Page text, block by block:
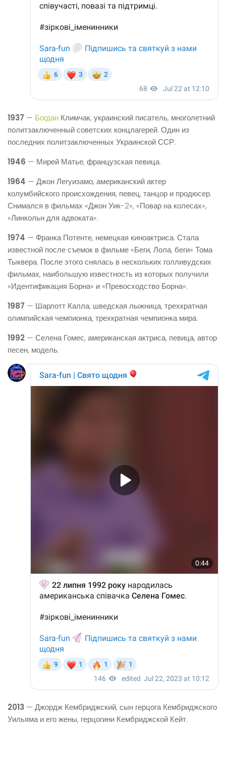
1937 — Богдан Климчак, украинский писатель, многолетний
политзаключенный советских концлагерей. Один из
последних политзаключенных Украинской ССР.
1946 — Мирей Матье, французская певица.
1964 — Джон Легуизамо, американский актер
колумбийского происхождения, певец, танцор и продюсер.
Снимался в фильмах «Джон Уик-2», «Повар на колесах»,
«Линкольн для адвоката».
1974 — Франка Потенте, немецкая киноактриса. Стала
известной после съемок в фильме «Беги, Лола, беги» Тома
Тыквера. После этого снялась в нескольких голливудских
фильмах, наибольшую известность из которых получили
«Идентификация Борна» и «Превосходство Борна».
1987 — Шарлотт Калла, шведская лыжница, трехкратная
олимпийская чемпионка, трехкратная чемпионка мира.
1992 — Селена Гомес, американская актриса, певица, автор
песен, модель.
2013 — Джордж Кембриджский, сын герцога Кембриджского
Уильяма и его жены, герцогини Кембриджской Кейт.